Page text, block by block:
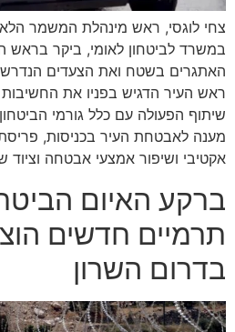
צחי לוגסי, ראש מינהלת המשמר
במשרד לביטחון לאומי, ביקר בראש
האתגרים בשטח ואת הצעדים
ראש העיר הדגיש בפניו את
שיתוף הפעולה עם כלל גורמי
מענה לאבטחת העיר בכניסות,
אקטיבי ושיפור אמצעי אבטחה וציוד
ברקע האיום
תרמיים חדשים
בדרום השרון